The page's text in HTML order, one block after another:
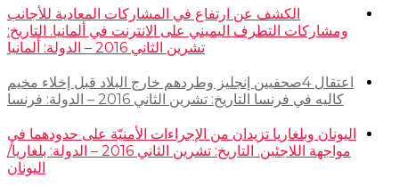
الكشف عن ارتفاع في المشاركات المعادية للأجانب
ومشاركات التطرف اليميني على الانترنت في ألمانيا. التاريخ:
تشرين الثاني 2016 – الدولة: ألمانيا
اعتقال 4صحفيين إنجليز وطردهم خارج البلاد قبل إخلاء مخيم
كاليه في فرنسا التاريخ: تشرين الثاني 2016 – الدولة: فرنسا
اليونان وبلغاريا تزيدان من الإجراءات الأمنيّة على حدودهما في
مواجهة اللاجئين. التاريخ: تشرين الثاني 2016 – الدولة: بلغاريا/
اليونان